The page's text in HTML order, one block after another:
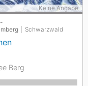
Schwarzwald
Keine Angabe
Berg